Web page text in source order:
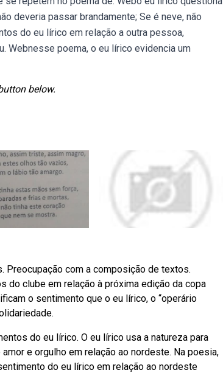
deveria passar brandamente; Se é neve, não
do eu lírico em relação a outra pessoa,
Webnesse poema, o eu lírico evidencia um
below.
Preocupação com a composição de textos.
do clube em relação à próxima edição da copa
o sentimento que o eu lírico, o “operário
do eu lírico. O eu lírico usa a natureza para
e orgulho em relação ao nordeste. Na poesia,
do eu lírico em relação ao nordeste